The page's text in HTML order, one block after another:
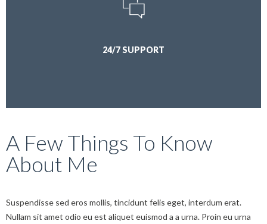
24/7 SUPPORT
A Few Things To Know
About Me
Suspendisse sed eros mollis, tincidunt felis eget, interdum erat.
Nullam sit amet odio eu est aliquet euismod a a urna. Proin eu urna